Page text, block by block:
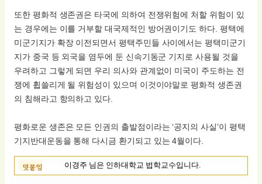
또한 평화적 생존권은 타국에 의하여 전쟁위험에 처할 위험이 있
는 경우에는 이를 거부할 대국제적인 방어권이기도 하다. 평택에
미군기지가 확장 이전되면서 평택주민들 사이에서는 평택미군기
지가 중국 등 외국을 염두에 둔 신속기동군 기지로 사용될 것을
우려하고 그렇게 되면 우리 의사와 관계없이 미국이 주도하는 전
쟁에 휩쓸리게 될 위험성이 있으며 이것이야말로 평화적 생존권
의 침해라고 항의하고 있다.
평화로운 생존은 모든 인권의 출발점이라는 ‘공지의 사실’이 평택
기지반대운동을 통해 다시금 환기되고 있는 4월이다.
이경주 님은 인하대학교 법학교수입니다.